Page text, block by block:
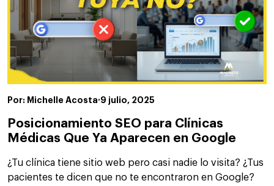
Por: Michelle Acosta·9 julio, 2025
Posicionamiento SEO para Clínicas
Médicas Que Ya Aparecen en Google
¿Tu clínica tiene sitio web pero casi nadie lo visita? ¿Tus
pacientes te dicen que no te encontraron en Google?